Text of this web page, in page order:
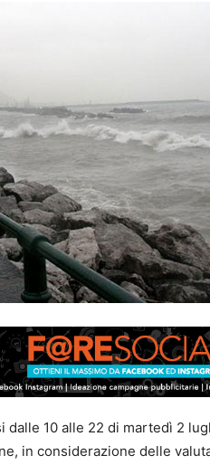
10 alle 22 di martedì 2
in considerazione delle